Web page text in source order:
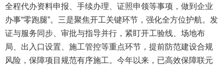
全程代办资料申报、手续办理、证照申领等事项，做到企业
办事“零跑腿”。三是聚焦开工关键环节，强化全方位护航。发
证与服务同步、审批与指导并行，紧盯开工验线、场地布
局、出入口设置、施工管控等重点环节，提前防范建设合规
风险，保障项目规范有序施工。今年以来，已高效保障联元